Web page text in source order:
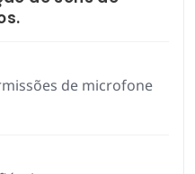
de microfone